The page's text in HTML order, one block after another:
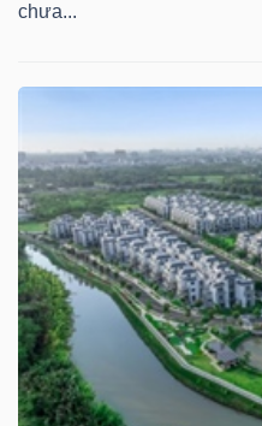
chưa...